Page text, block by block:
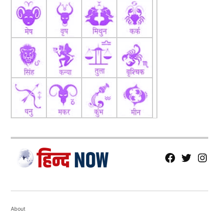
बिग बॉस 18 के कन्फर्म कंटेस्टेंट लिस्ट अभी तक सामने नहीं आई
है, लेकिन किन-किन लोगों को शो के लिए अप्रोच करने की खबर
है, जानिए यहां…
जान खान
सुरभि ज्योति
कनिका मान
सोमी अली
fb Tw tw
About